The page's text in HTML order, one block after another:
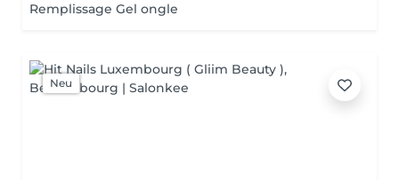
Remplissage Gel ongle
Neu